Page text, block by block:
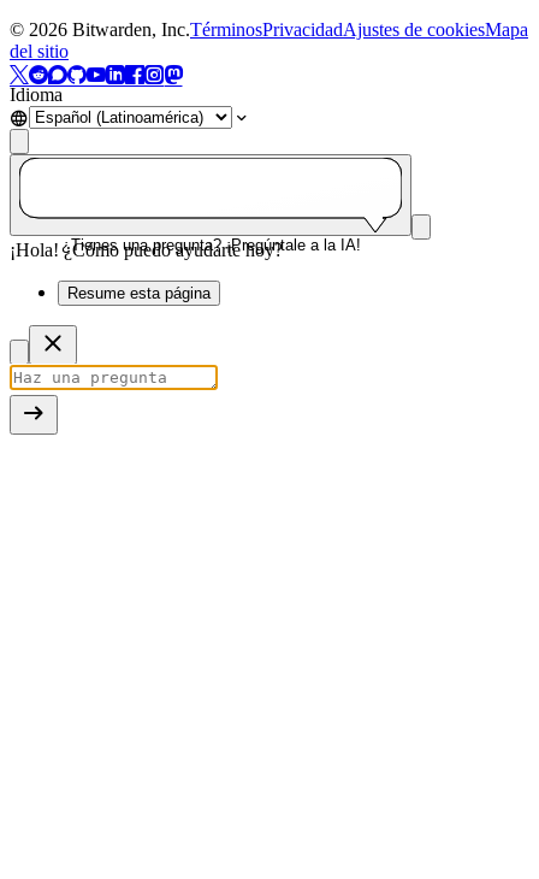
© 2026 Bitwarden, Inc.TérminosPrivacidadAjustes de cookiesMapa
del sitio
Idioma
¿Tienes una pregunta? ¡Pregúntale a la IA!
¡Hola! ¿Cómo puedo ayudarte hoy?
Resume esta página